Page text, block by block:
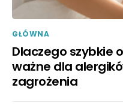
GŁÓWNA
Dlaczego szybkie
ważne dla
zagrożenia